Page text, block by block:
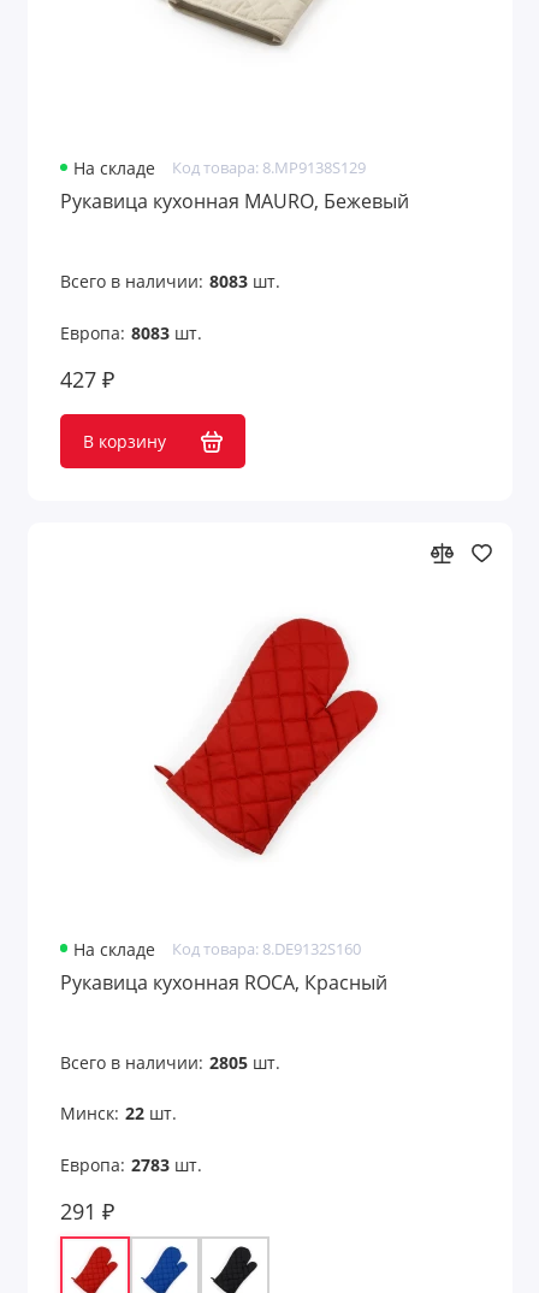
На складе Код товара: 8.MP9138S129
Рукавица кухонная MAURO, Бежевый
Всего в наличии: 8083шт.
Европа: 8083шт.
427 ₽
В корзину
На складе Код товара: 8.DE9132S160
Рукавица кухонная ROCA, Красный
Всего в наличии: 2805шт.
Минск: 22шт.
Европа: 2783шт.
291 ₽